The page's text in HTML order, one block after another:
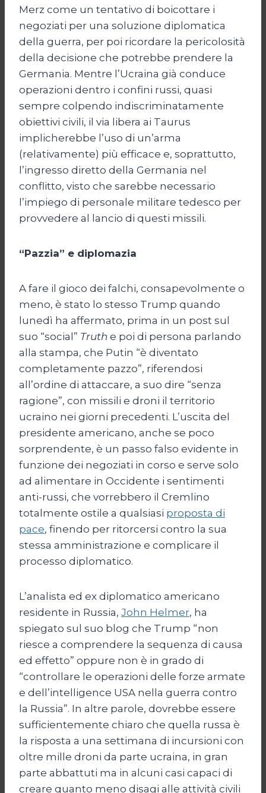
Merz come un tentativo di boicottare i
negoziati per una soluzione diplomatica
della guerra, per poi ricordare la pericolosità
della decisione che potrebbe prendere la
Germania. Mentre l’Ucraina già conduce
operazioni dentro i confini russi, quasi
sempre colpendo indiscriminatamente
obiettivi civili, il via libera ai Taurus
implicherebbe l’uso di un’arma
(relativamente) più efficace e, soprattutto,
l’ingresso diretto della Germania nel
conflitto, visto che sarebbe necessario
l’impiego di personale militare tedesco per
provvedere al lancio di questi missili.
“Pazzia” e diplomazia
A fare il gioco dei falchi, consapevolmente o
meno, è stato lo stesso Trump quando
lunedì ha affermato, prima in un post sul
suo “social” Truth e poi di persona parlando
alla stampa, che Putin “è diventato
completamente pazzo”, riferendosi
all’ordine di attaccare, a suo dire “senza
ragione”, con missili e droni il territorio
ucraino nei giorni precedenti. L’uscita del
presidente americano, anche se poco
sorprendente, è un passo falso evidente in
funzione dei negoziati in corso e serve solo
ad alimentare in Occidente i sentimenti
anti-russi, che vorrebbero il Cremlino
totalmente ostile a qualsiasi proposta di
pace, finendo per ritorcersi contro la sua
stessa amministrazione e complicare il
processo diplomatico.
L’analista ed ex diplomatico americano
residente in Russia, John Helmer, ha
spiegato sul suo blog che Trump “non
riesce a comprendere la sequenza di causa
ed effetto” oppure non è in grado di
“controllare le operazioni delle forze armate
e dell’intelligence USA nella guerra contro
la Russia”. In altre parole, dovrebbe essere
sufficientemente chiaro che quella russa è
la risposta a una settimana di incursioni con
oltre mille droni da parte ucraina, in gran
parte abbattuti ma in alcuni casi capaci di
creare quanto meno disagi alle attività civili